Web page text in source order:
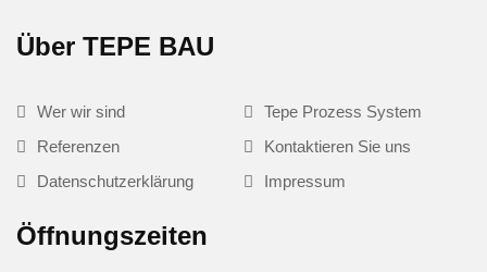
Über TEPE BAU
Wer wir sind
Tepe Prozess System
Referenzen
Kontaktieren Sie uns
Datenschutzerklärung
Impressum
Öffnungszeiten